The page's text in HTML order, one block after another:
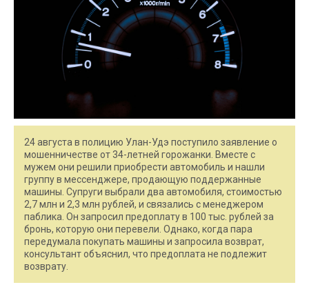
24 августа в полицию Улан-Удэ поступило заявление о
мошенничестве от 34-летней горожанки. Вместе с
мужем они решили приобрести автомобиль и нашли
группу в мессенджере, продающую поддержанные
машины. Супруги выбрали два автомобиля, стоимостью
2,7 млн и 2,3 млн рублей, и связались с менеджером
паблика. Он запросил предоплату в 100 тыс. рублей за
бронь, которую они перевели. Однако, когда пара
передумала покупать машины и запросила возврат,
консультант объяснил, что предоплата не подлежит
возврату.